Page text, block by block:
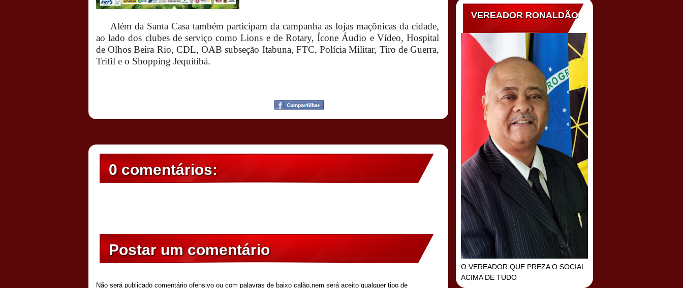
Além da Santa Casa também participam da campanha as lojas maçônicas da cidade,
ao lado dos clubes de serviço como Lions e de Rotary, Ícone Áudio e Vídeo, Hospital
de Olhos Beira Rio, CDL, OAB subseção Itabuna, FTC, Polícia Militar, Tiro de Guerra,
Trifil e o Shopping Jequitibá.
0 comentários:
Postar um comentário
Não será publicado comentário ofensivo ou com palavras de baixo calão,nem será aceito qualquer tipo de
VEREADOR RONALDÃO
O VEREADOR QUE PREZA O SOCIAL
ACIMA DE TUDO